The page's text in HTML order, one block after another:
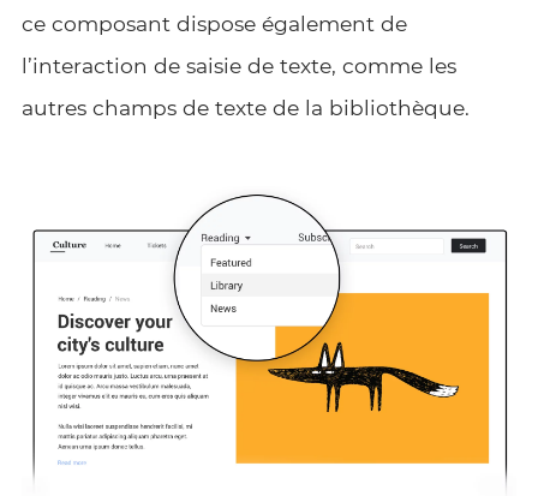
ce composant dispose également de
l’interaction de saisie de texte, comme les
autres champs de texte de la bibliothèque.